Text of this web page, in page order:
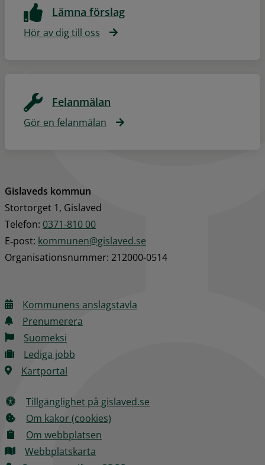
Lämna förslag
Hör av dig till oss
Felanmälan
Gör en felanmälan
Gislaveds kommun
Stortorget 1, Gislaved
Telefon: 0371-810 00
E‑post: kommunen@gislaved.se
Organisationsnummer: 212000-0514
Kommunens anslagstavla
Prenumerera
Suomeksi
Lediga jobb
Kartportal
Tillgänglighet på gislaved.se
Om kakor (cookies)
Om webbplatsen
Webbplatskarta